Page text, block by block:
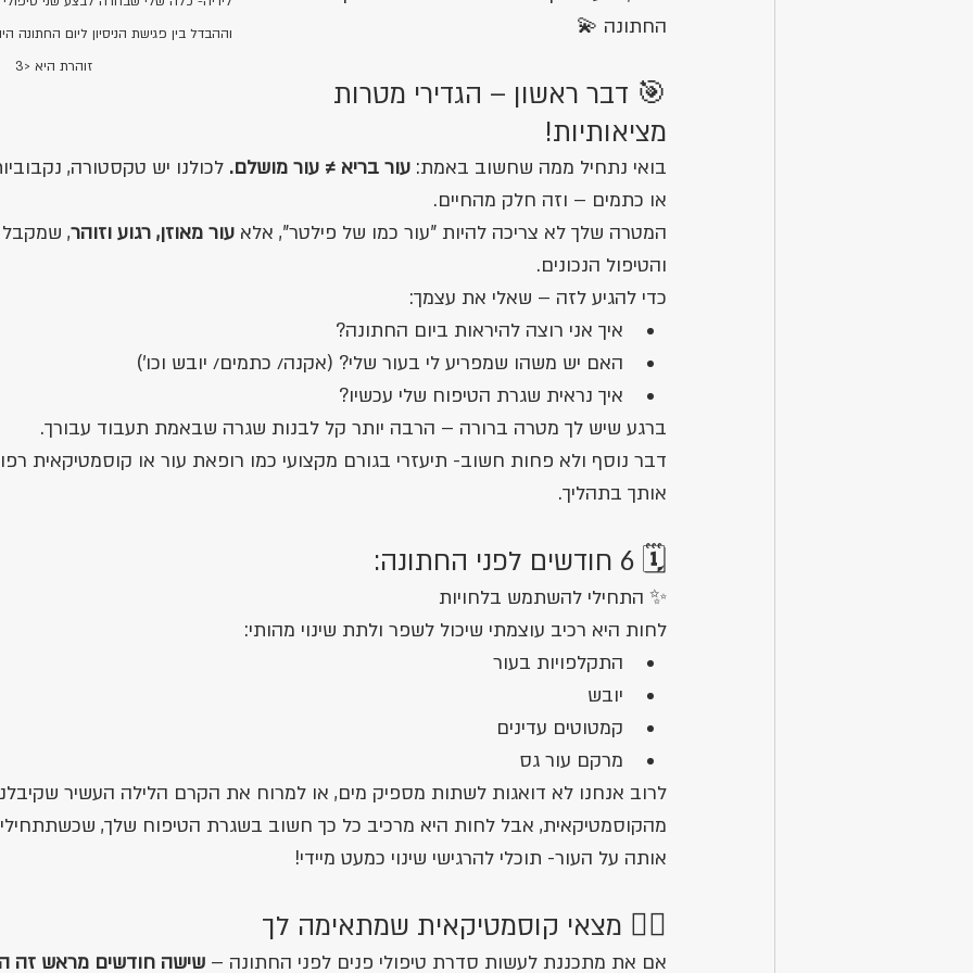
וההבדל בין פגישת הניסיון ליום החתונה
זוהרת היא <3
החתונה 💫
🎯 דבר ראשון – הגדירי מטרות
מציאותיות!
בואי נתחיל ממה שחשוב באמת: עור בריא ≠ עור מושלם. לכולנו יש טקסטורה,
או כתמים – וזה חלק מהחיים.
המטרה שלך לא צריכה להיות "עור כמו של פילטר", אלא עור מאוזן, רגוע וזוהר,
והטיפול הנכונים.
כדי להגיע לזה – שאלי את עצמך:
איך אני רוצה להיראות ביום החתונה?
האם יש משהו שמפריע לי בעור שלי? (אקנה/ כתמים/ יובש וכו')
איך נראית שגרת הטיפוח שלי עכשיו?
ברגע שיש לך מטרה ברורה – הרבה יותר קל לבנות שגרה שבאמת תעבוד עבורך.
דבר נוסף ולא פחות חשוב- תיעזרי בגורם מקצועי כמו רופאת עור או קוסמטיקאית
אותך בתהליך.
🗓️ 6 חודשים לפני החתונה:
✨ התחילי להשתמש בלחויות
לחות היא רכיב עוצמתי שיכול לשפר ולתת שינוי מהותי:
התקלפויות בעור
יובש
קמטוטים עדינים
מרקם עור גס
לרוב אנחנו לא דואגות לשתות מספיק מים, או למרוח את הקרם הלילה העשיר
מהקוסמטיקאית, אבל לחות היא מרכיב כל כך חשוב בשגרת הטיפוח שלך,
אותה על העור- תוכלי להרגישי שינוי כמעט מיידי!
👩‍⚕️ מצאי קוסמטיקאית שמתאימה לך
אם את מתכננת לעשות סדרת טיפולי פנים לפני החתונה – שישה חודשים מראש זה